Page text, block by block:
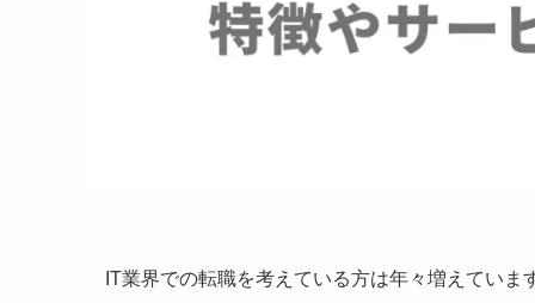
IT業界での転職を考えている方は年々増えていま